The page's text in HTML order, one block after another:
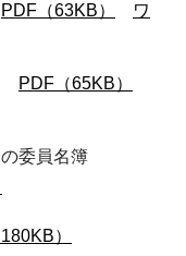
PDF（63KB）
ワ
PDF（65KB）
の委員名簿
）